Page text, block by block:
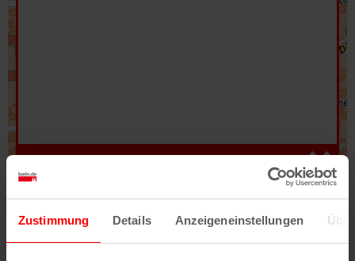
Zustimmung Details Anzeigeneinstellungen
Fehler/Problem melden